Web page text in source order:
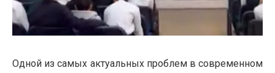
Одной из самых актуальных проблем в современном